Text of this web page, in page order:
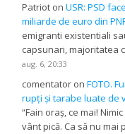
Patriot onUSR: PSD
miliarde de euro din
emigranti existentiali
capsunari, majoritatea
aug. 6, 20:33
comentator onFOTO.
rupți și tarabe luate de
“Fain oraș, ce mai!
vânt pică. Ca să nu